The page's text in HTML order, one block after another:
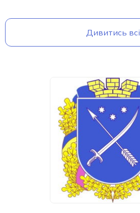
Дивитись всі